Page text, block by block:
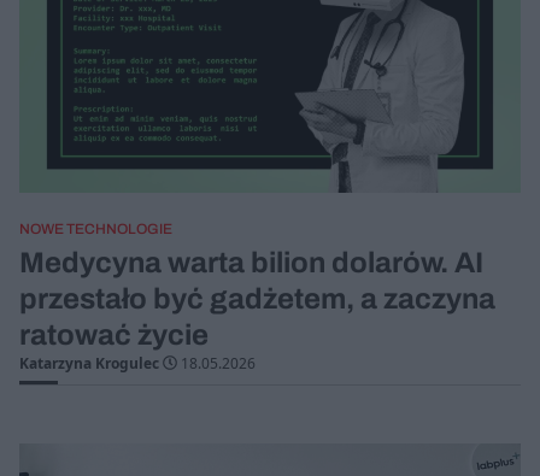
NOWE TECHNOLOGIE
Medycyna warta bilion dolarów. AI
przestało być gadżetem, a zaczyna
ratować życie
Katarzyna Krogulec 18.05.2026